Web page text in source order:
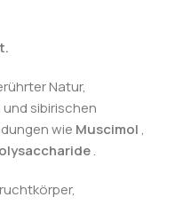
Natur,
sibirischen
wie Muscimol,
.